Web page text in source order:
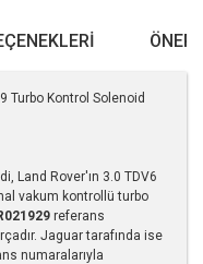
Turbo Kontrol Solenoid
Land Rover'ın 3.0 TDV6
vakum kontrollü turbo
referans
Jaguar tarafında ise
numaralarıyla